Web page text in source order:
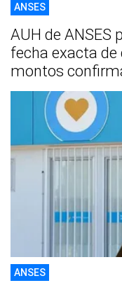
ANSES
AUH de ANSES
fecha exacta de
montos
ANSES